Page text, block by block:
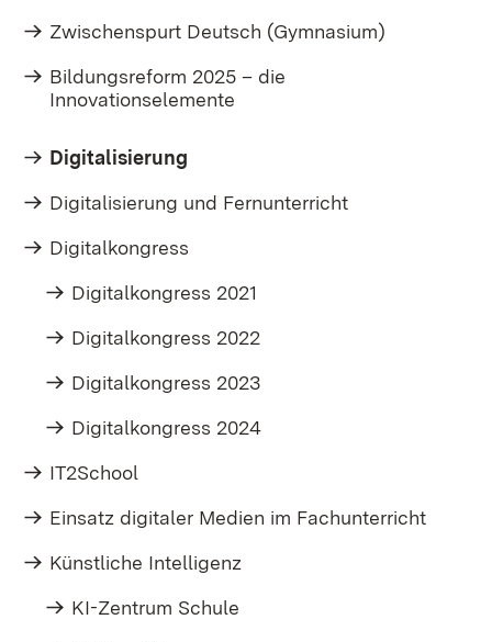
Zwischenspurt Deutsch (Gymnasium)
Bildungsreform 2025 – die
Innovationselemente
Digitalisierung
Digitalisierung und Fernunterricht
Digitalkongress
Digitalkongress 2021
Digitalkongress 2022
Digitalkongress 2023
Digitalkongress 2024
IT2School
Einsatz digitaler Medien im Fachunterricht
Künstliche Intelligenz
KI-Zentrum Schule